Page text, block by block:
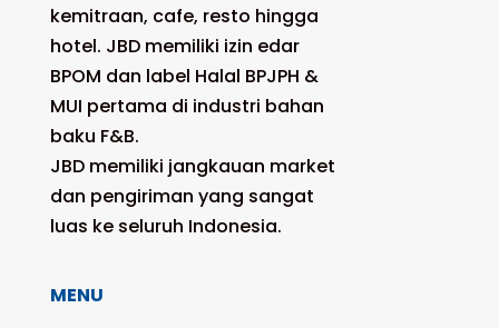
kemitraan, cafe, resto hingga
hotel. JBD memiliki izin edar
BPOM dan label Halal BPJPH &
MUI pertama di industri bahan
baku F&B.
JBD memiliki jangkauan market
dan pengiriman yang sangat
luas ke seluruh Indonesia.
MENU